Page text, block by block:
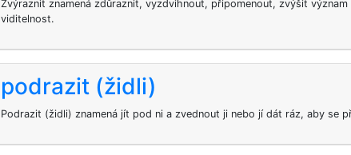
Zvýraznit znamená zdůraznit, vyzdvihnout, připomenout, zvýšit význam
viditelnost.
podrazit (židli)
Podrazit (židli) znamená jít pod ni a zvednout ji nebo jí dát ráz, aby se